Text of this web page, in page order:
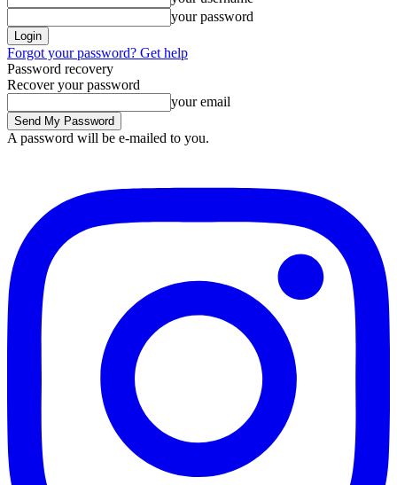
your password
Forgot your password? Get help
Password recovery
Recover your password
your email
A password will be e-mailed to you.